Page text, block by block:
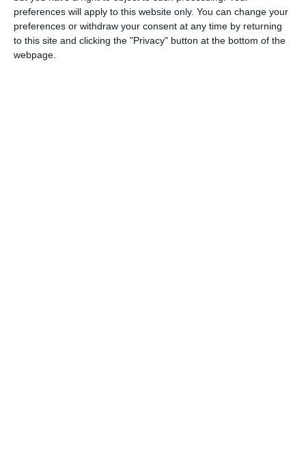
preferences will apply to this website only. You can change your
preferences or withdraw your consent at any time by returning
to this site and clicking the "Privacy" button at the bottom of the
webpage.